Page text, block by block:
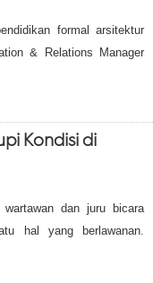
formal arsitektur
& Relations Manager
Kondisi di
wartawan dan juru bicara
hal yang berlawanan.